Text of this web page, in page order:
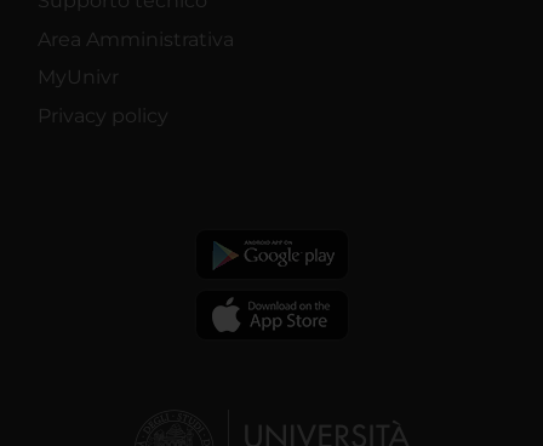
Area Amministrativa
MyUnivr
Privacy policy